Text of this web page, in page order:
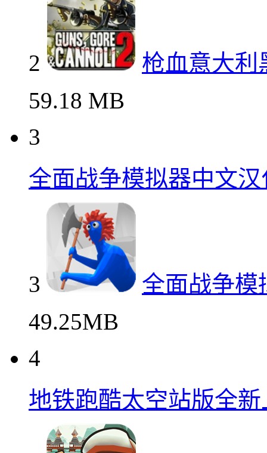
2
枪血意大利
59.18 MB
3
全面战争模拟器中文
3
全面战争模
49.25MB
4
地铁跑酷太空站版全